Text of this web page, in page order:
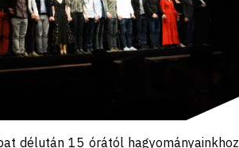
délután 15 órától hagyományainkhoz